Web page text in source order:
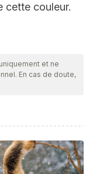
cette couleur.
et ne
En cas de doute,